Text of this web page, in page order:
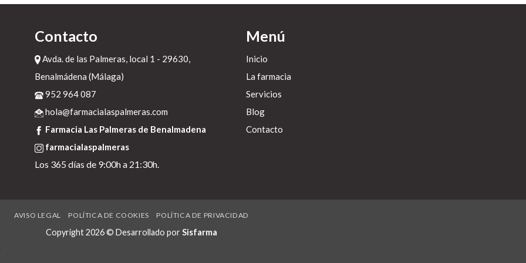
Contacto
Avda. de las Palmeras, local 1 - 29630,
Benalmádena (Málaga)
952 964 087
hola@farmacialaspalmeras.com
Farmacia Las Palmeras de Benalmadena
farmacialaspalmeras
Los 365 días de 9:00h a 21:30h.
Menú
Inicio
La farmacia
Servicios
Blog
Contacto
AVISO LEGAL POLÍTICA DE COOKIES POLÍTICA DE PRIVACIDAD
Copyright 2026 © Desarrollado por Sisfarma